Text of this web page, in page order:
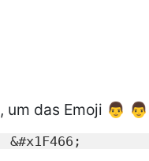
um das Emoji 👨
&#x1F466;